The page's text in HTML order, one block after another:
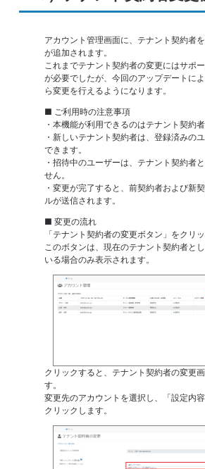
アカウント管理画面に、テナント契約者
が追加されます。
これまでテナント契約者の変更にはサポ
が必要でしたが、今回のアップデートに
ら変更を行えるようになります。
■ ご利用時の注意事項
・本機能が利用できるのはテナント契約者
・新しいテナント契約者は、登録済みの
できます。
・招待中のユーザーは、テナント契約者
せん。
・変更が完了すると、前契約者および新
ルが送信されます。
■ 変更の流れ
「テナント契約者の変更ボタン」をクリッ
このボタンは、現在のテナント契約者と
いる場合のみ表示されます。
クリックすると、テナント契約者の変更
す。
変更先のアカウントを選択し、「設定内
クリックします。